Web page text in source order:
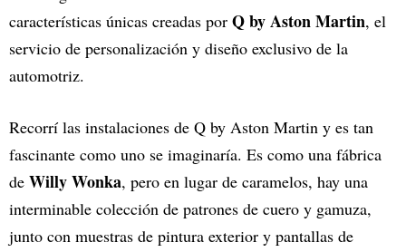
características únicas creadas por Q by Aston Martin, el
servicio de personalización y diseño exclusivo de la
automotriz.
Recorrí las instalaciones de Q by Aston Martin y es tan
fascinante como uno se imaginaría. Es como una fábrica
de Willy Wonka, pero en lugar de caramelos, hay una
interminable colección de patrones de cuero y gamuza,
junto con muestras de pintura exterior y pantallas de